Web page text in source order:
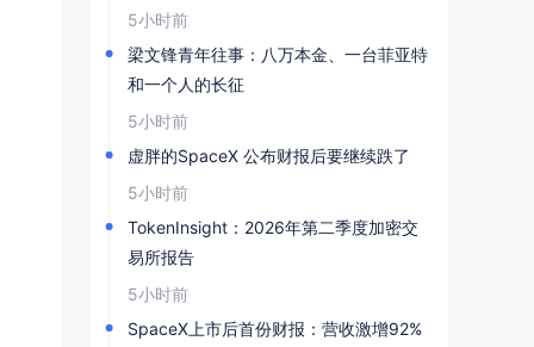
5小时前
梁文锋青年往事：八万本金、一台菲亚特
和一个人的长征
5小时前
虚胖的SpaceX 公布财报后要继续跌了
5小时前
TokenInsight：2026年第二季度加密交
易所报告
5小时前
SpaceX上市后首份财报：营收激增92%